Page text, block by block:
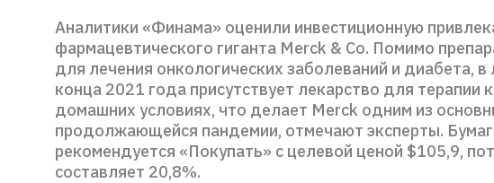
Аналитики «Финама» оценили инвестиционную
фармацевтического гиганта Merck & Co. Помимо
для лечения онкологических заболеваний и диабета, в
конца 2021 года присутствует лекарство для терапии
домашних условиях, что делает Merck одним из
продолжающейся пандемии, отмечают эксперты.
рекомендуется «Покупать» с целевой ценой $105,9,
составляет 20,8%.